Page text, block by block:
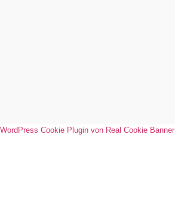
WordPress Cookie Plugin von Real Cookie Banner